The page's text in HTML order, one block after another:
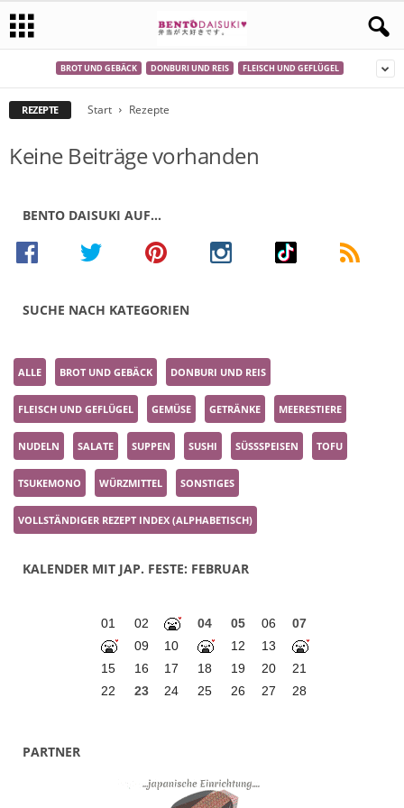
BROT UND GEBÄCK DONBURI UND REIS FLEISCH UND GEFLÜGEL
REZEPTE Start Rezepte
Keine Beiträge vorhanden
BENTO DAISUKI AUF…
SUCHE NACH KATEGORIEN
ALLE BROT UND GEBÄCK DONBURI UND REIS
FLEISCH UND GEFLÜGEL GEMÜSE GETRÄNKE MEERESTIERE
NUDELN SALATE SUPPEN SUSHI SÜSSSPEISEN TOFU
TSUKEMONO WÜRZMITTEL SONSTIGES
VOLLSTÄNDIGER REZEPT INDEX (ALPHABETISCH)
KALENDER MIT JAP. FESTE: FEBRUAR
01 02 04 05 06
07
09
10 12
13
15
16 17 18 19 20
21
22
23 24 25 26 27 28
PARTNER